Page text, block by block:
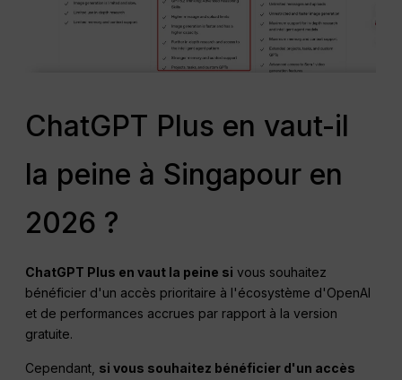
ChatGPT Plus en vaut-il
la peine à Singapour en
2026 ?
ChatGPT Plus en vaut la peine si vous souhaitez
bénéficier d'un accès prioritaire à l'écosystème d'OpenAI
et de performances accrues par rapport à la version
gratuite.
Cependant, si vous souhaitez bénéficier d'un accès